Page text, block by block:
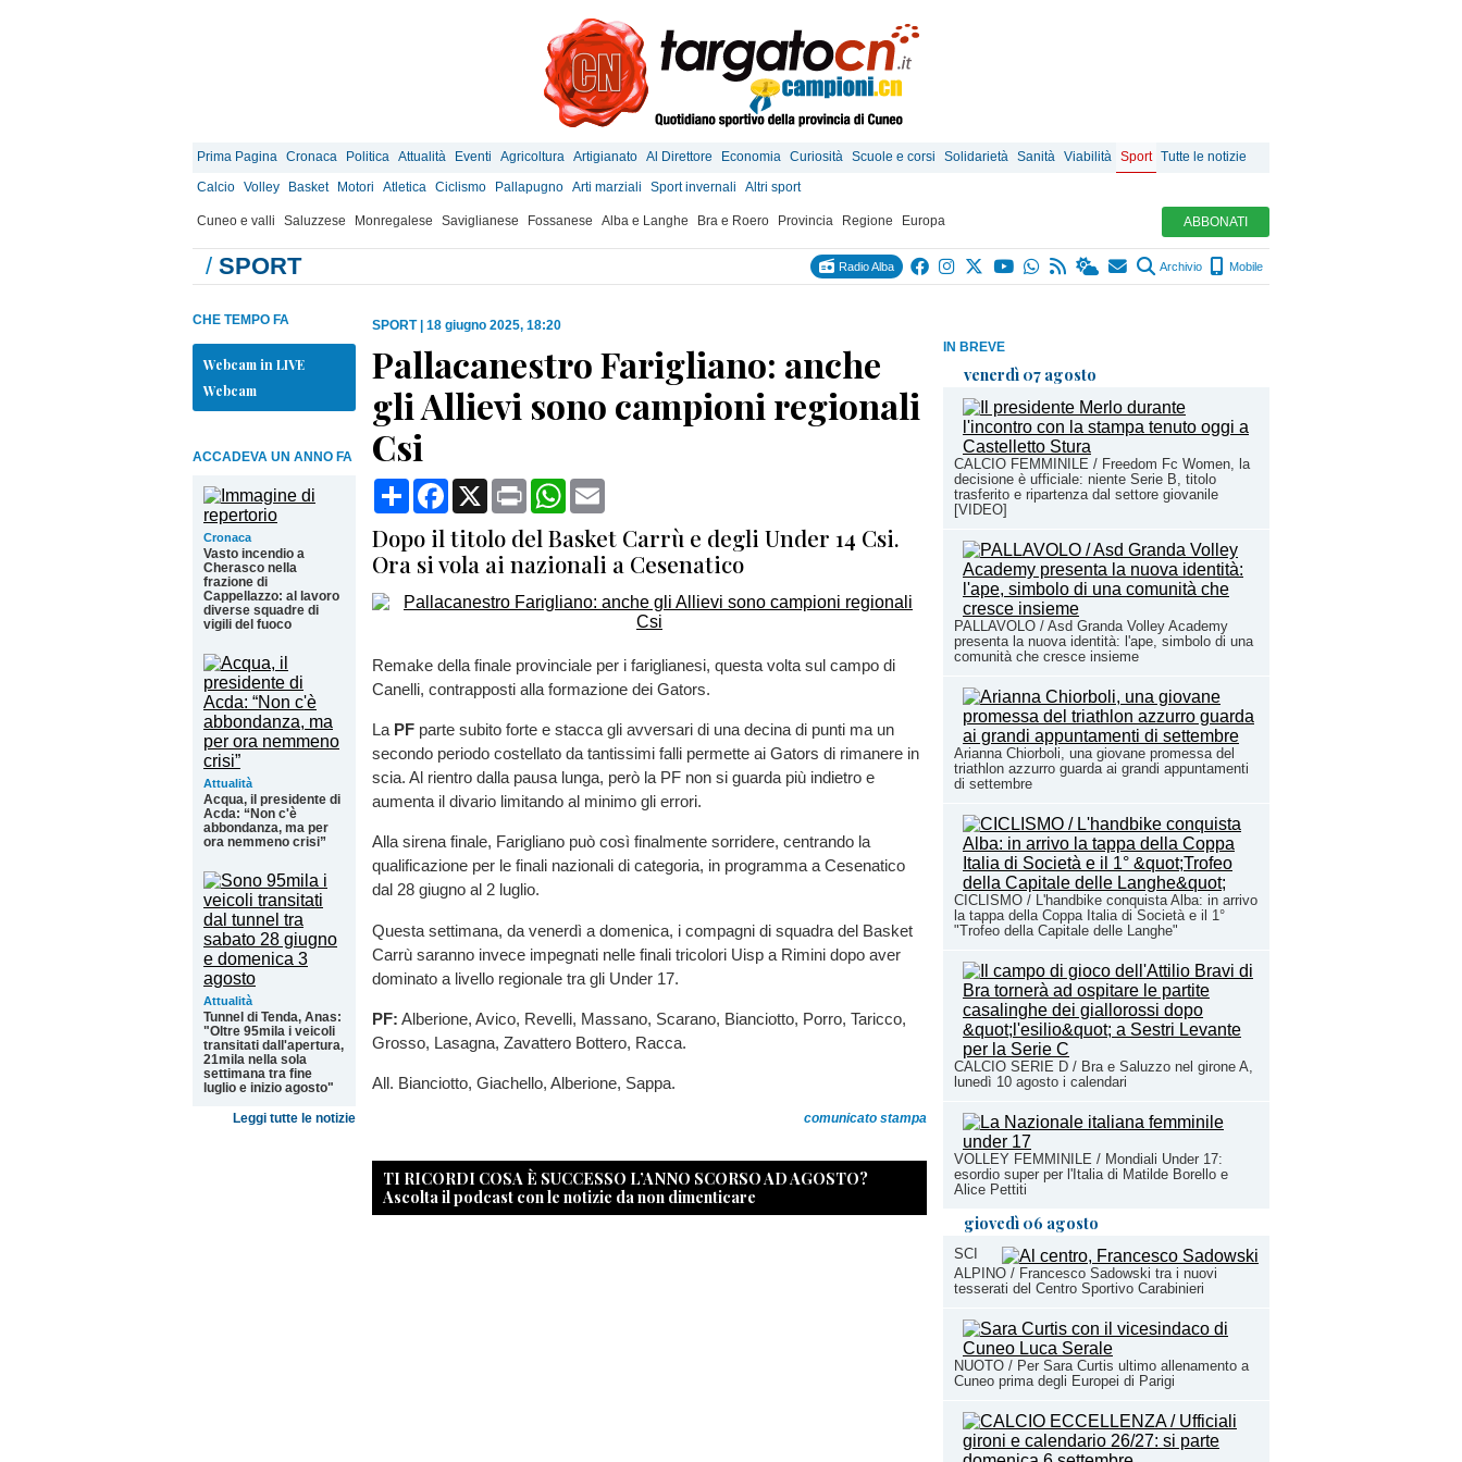
Prima Pagina Cronaca Politica Attualità Eventi Agricoltura Artigianato Al Direttore Economia Curiosità Scuole e corsi Solidarietà Sanità Viabilità Sport Tutte le notizie
Calcio Volley Basket Motori Atletica Ciclismo Pallapugno Arti marziali Sport invernali Altri sport
Cuneo e valli Saluzzese Monregalese Saviglianese Fossanese Alba e Langhe Bra e Roero Provincia Regione Europa ABBONATI
/ SPORT Radio Alba Archivio Mobile
IN BREVE
venerdì 07 agosto
CALCIO FEMMINILE / Freedom Fc Women, la
decisione è ufficiale: niente Serie B, titolo
trasferito e ripartenza dal settore giovanile
[VIDEO]
PALLAVOLO / Asd Granda Volley Academy
presenta la nuova identità: l'ape, simbolo di una
comunità che cresce insieme
Arianna Chiorboli, una giovane promessa del
triathlon azzurro guarda ai grandi appuntamenti
di settembre
CICLISMO / L'handbike conquista Alba: in arrivo
la tappa della Coppa Italia di Società e il 1°
"Trofeo della Capitale delle Langhe"
CALCIO SERIE D / Bra e Saluzzo nel girone A,
lunedì 10 agosto i calendari
VOLLEY FEMMINILE / Mondiali Under 17:
esordio super per l'Italia di Matilde Borello e
Alice Pettiti
giovedì 06 agosto
SCI
ALPINO / Francesco Sadowski tra i nuovi
tesserati del Centro Sportivo Carabinieri
NUOTO / Per Sara Curtis ultimo allenamento a
Cuneo prima degli Europei di Parigi
CHE TEMPO FA
Webcam in LIVE
Webcam
ACCADEVA UN ANNO FA
Cronaca
Vasto incendio a
Cherasco nella
frazione di
Cappellazzo: al lavoro
diverse squadre di
vigili del fuoco
Attualità
Acqua, il presidente di
Acda: “Non c'è
abbondanza, ma per
ora nemmeno crisi”
Attualità
Tunnel di Tenda, Anas:
"Oltre 95mila i veicoli
transitati dall'apertura,
21mila nella sola
settimana tra fine
luglio e inizio agosto"
Leggi tutte le notizie
SPORT| 18 giugno 2025, 18:20
Pallacanestro Farigliano: anche
gli Allievi sono campioni regionali
Csi
CondividiFacebook
X Print WhatsApp
Dopo il titolo del Basket Carrù e degli Under 14 Csi.
Ora si vola ai nazionali a Cesenatico
Remake della finale provinciale per i fariglianesi, questa volta sul campo di
Canelli, contrapposti alla formazione dei Gators.
La PF parte subito forte e stacca gli avversari di una decina di punti ma un
secondo periodo costellato da tantissimi falli permette ai Gators di rimanere in
scia. Al rientro dalla pausa lunga, però la PF non si guarda più indietro e
aumenta il divario limitando al minimo gli errori.
Alla sirena finale, Farigliano può così finalmente sorridere, centrando la
qualificazione per le finali nazionali di categoria, in programma a Cesenatico
dal 28 giugno al 2 luglio.
Questa settimana, da venerdì a domenica, i compagni di squadra del Basket
Carrù saranno invece impegnati nelle finali tricolori Uisp a Rimini dopo aver
dominato a livello regionale tra gli Under 17.
PF: Alberione, Avico, Revelli, Massano, Scarano, Bianciotto, Porro, Taricco,
Grosso, Lasagna, Zavattero Bottero, Racca.
All. Bianciotto, Giachello, Alberione, Sappa.
comunicato stampa
TI RICORDI COSA È SUCCESSO L’ANNO SCORSO AD AGOSTO?
Ascolta il podcast con le notizie da non dimenticare